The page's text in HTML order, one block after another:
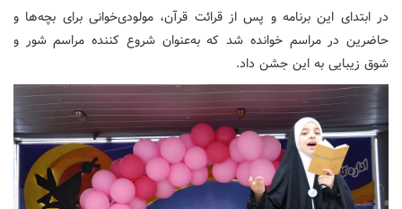
در ابتدای این برنامه و پس از قرائت قرآن، مولودی‌خوانی برای بچه‌ها و
حاضرین در مراسم خوانده شد که به‌عنوان شروع کننده مراسم شور و
شوق زیبایی به این جشن داد.